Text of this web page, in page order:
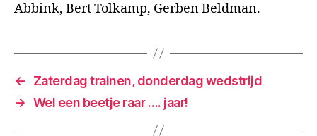
Abbink, Bert Tolkamp, Gerben Beldman.
←
Zaterdag trainen, donderdag wedstrijd
→ Wel een beetje raar …. jaar!